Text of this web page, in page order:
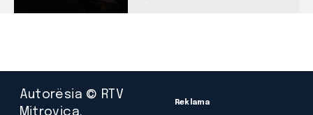
Autorësia © RTV
Mitrovica.
Reklama